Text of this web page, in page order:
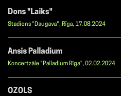
Dons "Laiks"
Stadions "Daugava", Rīga, 17.08.2024
Ansis Palladium
Koncertzāle "Palladium Rīga", 02.02.2024
OZOLS